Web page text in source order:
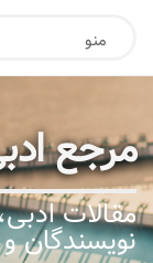
منو
مرجع
مقالات
نویسندگان